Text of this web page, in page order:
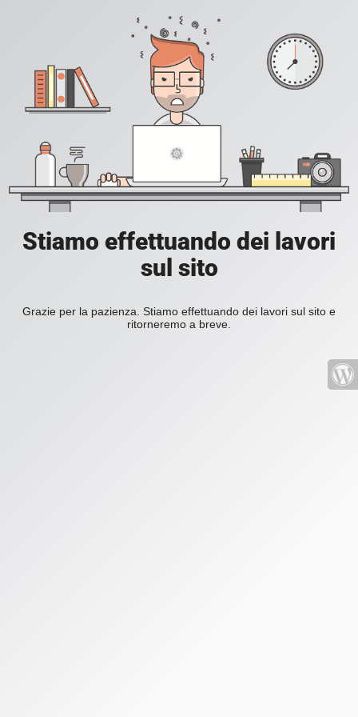
Stiamo effettuando dei lavori
sul sito
Grazie per la pazienza. Stiamo effettuando dei lavori sul sito e
ritorneremo a breve.